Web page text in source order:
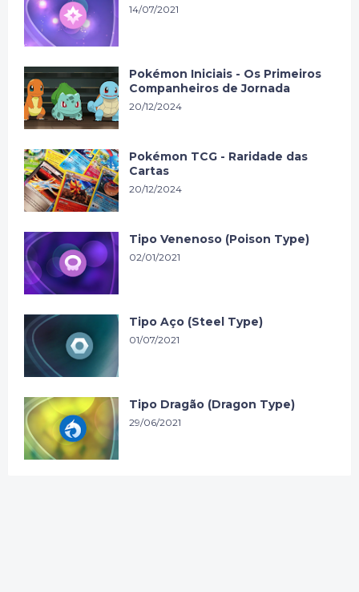
14/07/2021
Pokémon Iniciais - Os Primeiros
Companheiros de Jornada
20/12/2024
Pokémon TCG - Raridade das
Cartas
20/12/2024
Tipo Venenoso (Poison Type)
02/01/2021
Tipo Aço (Steel Type)
01/07/2021
Tipo Dragão (Dragon Type)
29/06/2021